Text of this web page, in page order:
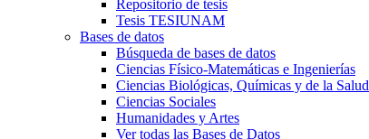
Repositorio de tesis
Tesis TESIUNAM
Bases de datos
Búsqueda de bases de datos
Ciencias Físico-Matemáticas e Ingenierías
Ciencias Biológicas, Químicas y de la Salud
Ciencias Sociales
Humanidades y Artes
Ver todas las Bases de Datos